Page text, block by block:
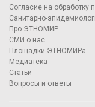
Согласие на обработку
Санитарно-
Про ЭТНОМИР
СМИ о нас
Площадки ЭТНОМИРа
Медиатека
Статьи
Вопросы и ответы